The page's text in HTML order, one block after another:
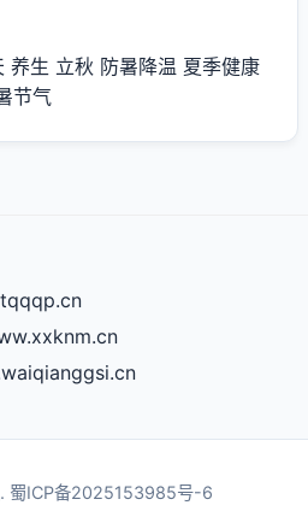
养生 立秋 防暑降温 夏季健康
节气
蜀ICP备2025153985号-6